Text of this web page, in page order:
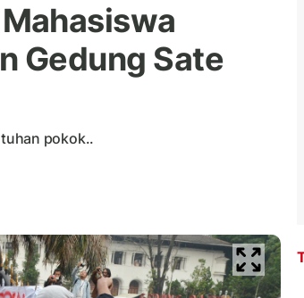
Gedung Sate
pokok..